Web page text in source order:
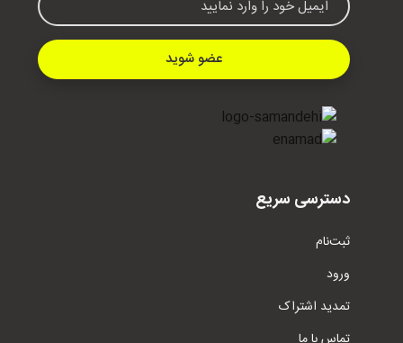
عضو شوید
دسترسی سریع
ثبت‌نام
ورود
تمدید اشتراک